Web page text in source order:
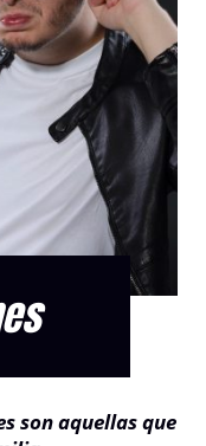
son aquellas que